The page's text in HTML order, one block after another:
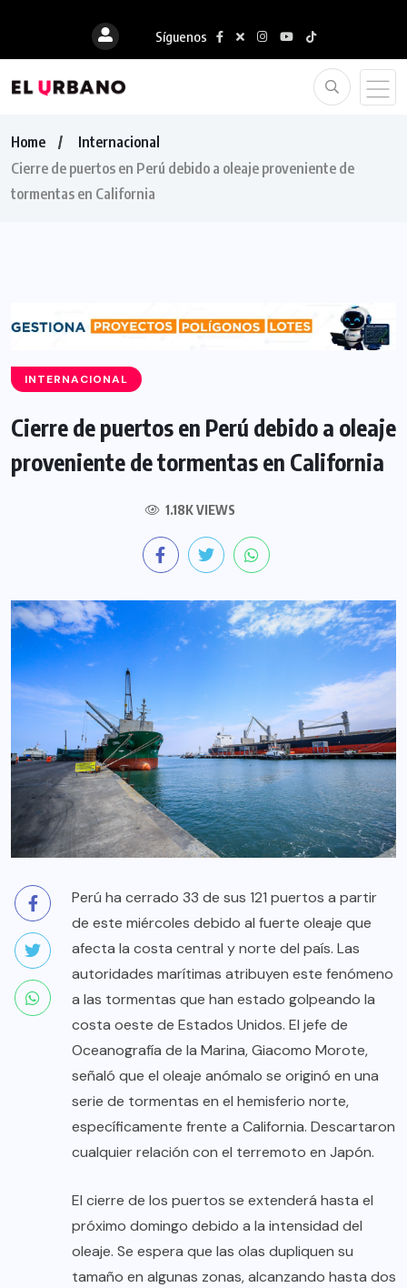
Síguenos
Home
Internacional
Cierre de puertos en Perú debido a oleaje proveniente de
tormentas en California
INTERNACIONAL
Cierre de puertos en Perú debido a oleaje
proveniente de tormentas en California
1.18K VIEWS
Perú ha cerrado 33 de sus 121 puertos a partir
de este miércoles debido al fuerte oleaje que
afecta la costa central y norte del país. Las
autoridades marítimas atribuyen este fenómeno
a las tormentas que han estado golpeando la
costa oeste de Estados Unidos. El jefe de
Oceanografía de la Marina, Giacomo Morote,
señaló que el oleaje anómalo se originó en una
serie de tormentas en el hemisferio norte,
específicamente frente a California. Descartaron
cualquier relación con el terremoto en Japón.
El cierre de los puertos se extenderá hasta el
próximo domingo debido a la intensidad del
oleaje. Se espera que las olas dupliquen su
tamaño en algunas zonas, alcanzando hasta dos